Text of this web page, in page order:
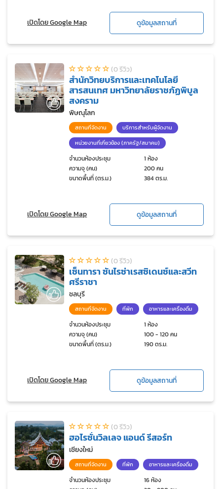
เปิดโดย Google Map ดูข้อมูลสถานที่
(0 รีวิว)
สำนักวิทยบริการและเทคโนโลยี
สารสนเทศ มหาวิทยาลัยราชภัฏพิบูล
สงคราม
พิษณุโลก
สถานที่จัดงาน
บริการสำหรับผู้จัดงาน
หน่วยงานที่เกี่ยวข้อง (ภาครัฐ/สมาคม)
จำนวนห้องประชุม
1 ห้อง
ความจุ (คน)
200 คน
ขนาดพื้นที่ (ตร.ม.)
384 ตร.ม.
เปิดโดย Google Map ดูข้อมูลสถานที่
(0 รีวิว)
เซ็นทารา ซันไรซ่าเรสซิเดนซ์และสวีท
ศรีราชา
ชลบุรี
สถานที่จัดงาน ที่พัก อาหารและเครื่องดื่ม
จำนวนห้องประชุม
1 ห้อง
ความจุ (คน)
100 - 120 คน
ขนาดพื้นที่ (ตร.ม.)
190 ตร.ม.
เปิดโดย Google Map ดูข้อมูลสถานที่
(0 รีวิว)
ฮอไรซั่นวิลเลจ แอนด์ รีสอร์ท
เชียงใหม่
สถานที่จัดงาน ที่พัก อาหารและเครื่องดื่ม
จำนวนห้องประชุม
16 ห้อง